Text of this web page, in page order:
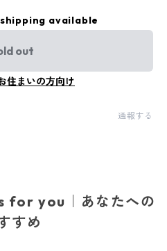
available
out
住まいの方向け
通報する
for you｜あなたへの
すめ